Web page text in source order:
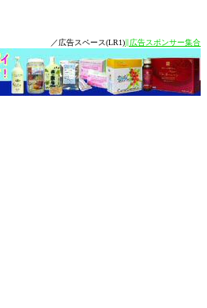
／広告スペース(LR1)∥広告スポンサー集合